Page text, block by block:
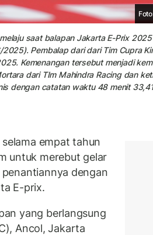
saat balapan Jakarta E-Prix
Pembalap dari dari Tim Cupra
Kemenangan tersebut menjadi
dari TIm Mahindra Racing dan
dengan catatan waktu 48 menit
selama empat tahun
untuk merebut gelar
dengan
E-prix.
yang berlangsung
Ancol, Jakarta